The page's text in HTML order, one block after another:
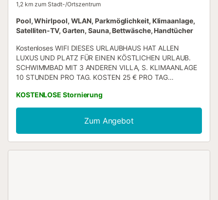
1,2 km zum Stadt-/Ortszentrum
Pool, Whirlpool, WLAN, Parkmöglichkeit, Klimaanlage,
Satelliten-TV, Garten, Sauna, Bettwäsche, Handtücher
Kostenloses WIFI DIESES URLAUBHAUS HAT ALLEN
LUXUS UND PLATZ FÜR EINEN KÖSTLICHEN URLAUB.
SCHWIMMBAD MIT 3 ANDEREN VILLA, S. KLIMAANLAGE
10 STUNDEN PRO TAG. KOSTEN 25 € PRO TAG
RESTAURANTS IN 1 KM SCHÖNER GARTEN UND GENUG
PLATZ FÜR FAMILIEN MIT KINDERN. DER GROSSE
SCHWIMMBAD WIRD AUCH VON ANDEREN VILLA
VERWENDET. ABER IST SEHR GERÄUMIG UND HAT KEINE
PROBLEME, ES KÖSTLICH ZU GENIESSEN. AUCH FÜR
KOSTENLOSE Stornierung
Zum Angebot